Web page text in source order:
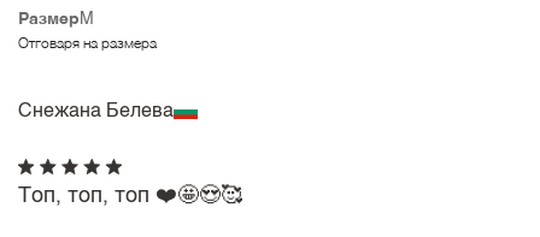
Размер M
Отговаря на размера
Снежана Белева
Топ, топ, топ ❤️🤩😍🥰